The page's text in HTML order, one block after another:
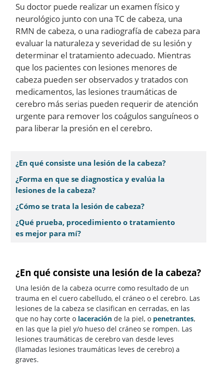
Su doctor puede realizar un examen físico y
neurológico junto con una TC de cabeza, una
RMN de cabeza, o una radiografía de cabeza para
evaluar la naturaleza y severidad de su lesión y
determinar el tratamiento adecuado. Mientras
que los pacientes con lesiones menores de
cabeza pueden ser observados y tratados con
medicamentos, las lesiones traumáticas de
cerebro más serias pueden requerir de atención
urgente para remover los coágulos sanguíneos o
para liberar la presión en el cerebro.
¿En qué consiste una lesión de la cabeza?
¿Forma en que se diagnostica y evalúa la
lesiones de la cabeza?
¿Cómo se trata la lesión de cabeza?
¿Qué prueba, procedimiento o tratamiento
es mejor para mí?
¿En qué consiste una lesión de la cabeza?
Una lesión de la cabeza ocurre como resultado de un
trauma en el cuero cabelludo, el cráneo o el cerebro. Las
lesiones de la cabeza se clasifican en cerradas, en las
que no hay corte o laceración de la piel, o penetrantes,
en las que la piel y/o hueso del cráneo se rompen. Las
lesiones traumáticas de cerebro van desde leves
(llamadas lesiones traumáticas leves de cerebro) a
graves.